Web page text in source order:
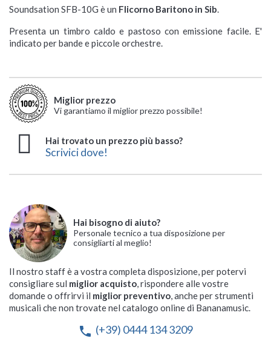
Soundsation SFB-10G è un Flicorno Baritono in Sib.
Presenta un timbro caldo e pastoso con emissione facile. E'
indicato per bande e piccole orchestre.
Miglior prezzo
Vi garantiamo il miglior prezzo possibile!
Hai trovato un prezzo più basso?
Scrivici dove!
Hai bisogno di aiuto?
Personale tecnico a tua disposizione per
consigliarti al meglio!
Il nostro staff è a vostra completa disposizione, per potervi
consigliare sul miglior acquisto, rispondere alle vostre
domande o offrirvi il miglior preventivo, anche per strumenti
musicali che non trovate nel catalogo online di Bananamusic.
phone (+39) 0444 134 3209